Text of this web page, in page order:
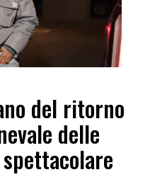
del ritorno
delle